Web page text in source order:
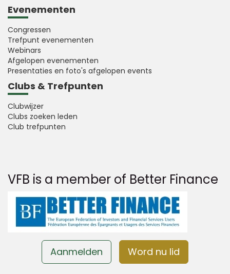
Evenementen
Congressen
Trefpunt evenementen
Webinars
Afgelopen evenementen
Presentaties en foto's afgelopen events
Clubs & Trefpunten
Clubwijzer
Clubs zoeken leden
Club trefpunten
VFB is a member of Better Finance
Aanmelden Word nu lid